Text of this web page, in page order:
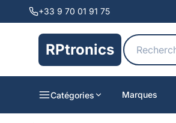
+33 9 70 01 91 75
RPtronics
Catégories Marques